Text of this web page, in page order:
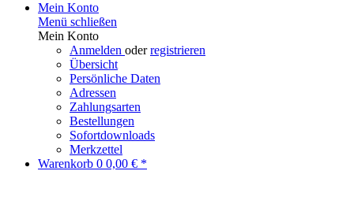
Mein Konto
Menü schließen
Mein Konto
Anmelden oderregistrieren
Übersicht
Persönliche Daten
Adressen
Zahlungsarten
Bestellungen
Sofortdownloads
Merkzettel
Warenkorb 0 0,00 € *